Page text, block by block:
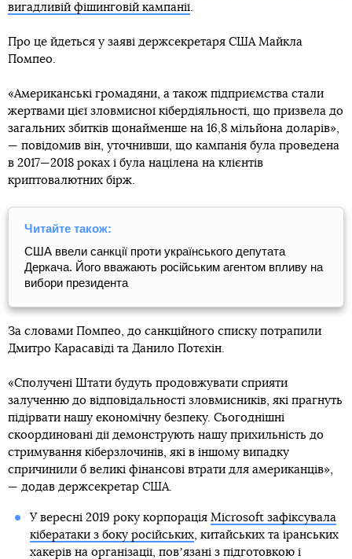
вигадливій фішинговій кампанії
Про це йдеться у заяві держсекретаря США Майкла
Помпео.
«Американські громадяни, а також підприємства стали
жертвами цієї зловмисної кібердіяльності, що призвела до
загальних збитків щонайменше на 16,8 мільйона доларів»,
— повідомив він, уточнивши, що кампанія була проведена
в 2017—2018 роках і була націлена на клієнтів
криптовалютних бірж.
Читайте також:
США ввели санкції проти українського депутата
Деркача. Його вважають російським агентом впливу на
вибори президента
За словами Помпео, до санкційного списку потрапили
Дмитро Карасавіді та Данило Потєхін.
«Сполучені Штати будуть продовжувати сприяти
залученню до відповідальності зловмисників, які прагнуть
підірвати нашу економічну безпеку. Сьогоднішні
скоординовані дії демонструють нашу прихильність до
стримування кіберзлочинів, які в іншому випадку
спричинили б великі фінансові втрати для американців»,
— додав держсекретар США.
У вересні 2019 року корпорація Microsoft зафіксувала
кібератаки з боку російських, китайських та іранських
хакерів на організації, повʼязані з підготовкою і